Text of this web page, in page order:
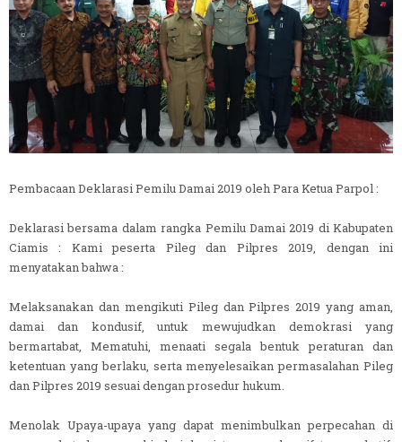
Pembacaan Deklarasi Pemilu Damai 2019 oleh Para Ketua Parpol :
Deklarasi bersama dalam rangka Pemilu Damai 2019 di Kabupaten
Ciamis : Kami peserta Pileg dan Pilpres 2019, dengan ini
menyatakan bahwa :
Melaksanakan dan mengikuti Pileg dan Pilpres 2019 yang aman,
damai dan kondusif, untuk mewujudkan demokrasi yang
bermartabat, Mematuhi, menaati segala bentuk peraturan dan
ketentuan yang berlaku, serta menyelesaikan permasalahan Pileg
dan Pilpres 2019 sesuai dengan prosedur hukum.
Menolak Upaya-upaya yang dapat menimbulkan perpecahan di